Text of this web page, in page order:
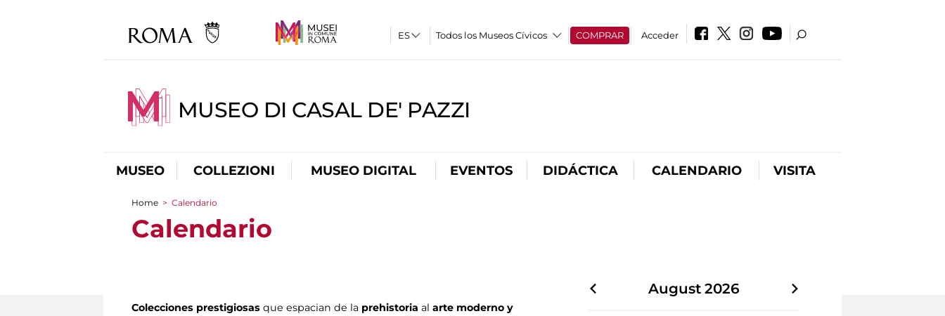
Todos los Museos Cívicos COMPRAR Acceder
MUSEO DI CASAL DE' PAZZI
MUSEO COLLEZIONI MUSEO DIGITAL EVENTOS DIDÁCTICA CALENDARIO VISITA
You are here
Home > Calendario
Calendario
Colecciones prestigiosas que espacian de la prehistoria al arte moderno y
August 2026